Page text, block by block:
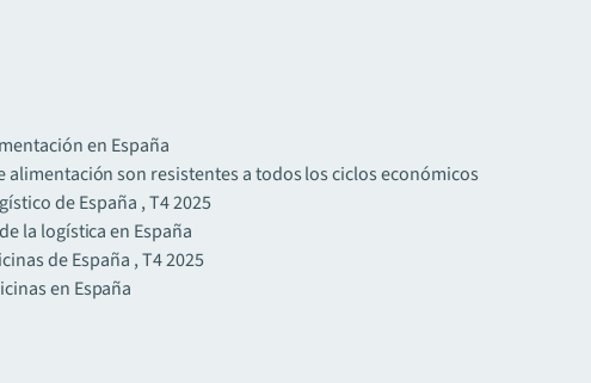
en España
alimentación son resistentes a todos los ciclos económicos
de España , T4 2025
la logística en España
de España , T4 2025
en España